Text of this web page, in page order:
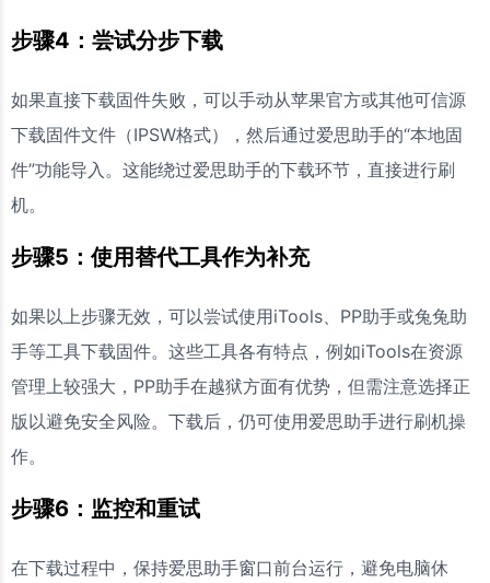
步骤4：尝试分步下载
如果直接下载固件失败，可以手动从苹果官方或其他可信源
下载固件文件（IPSW格式），然后通过爱思助手的“本地固
件”功能导入。这能绕过爱思助手的下载环节，直接进行刷
机。
步骤5：使用替代工具作为补充
如果以上步骤无效，可以尝试使用iTools、PP助手或兔兔助
手等工具下载固件。这些工具各有特点，例如iTools在资源
管理上较强大，PP助手在越狱方面有优势，但需注意选择正
版以避免安全风险。下载后，仍可使用爱思助手进行刷机操
作。
步骤6：监控和重试
在下载过程中，保持爱思助手窗口前台运行，避免电脑休